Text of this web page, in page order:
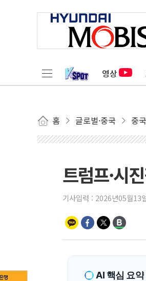
영상
홈 글로벌·중국 중국
트럼프·시
기사입력 : 2026년05월13
AI 핵심 요약